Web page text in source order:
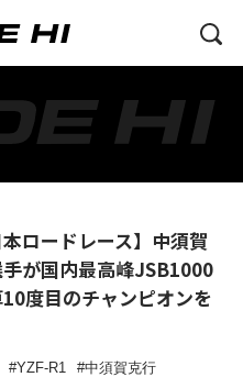
本ロードレース】中須賀
が国内最高峰JSB1000
度目のチャンピオンを
YZF-R1
中須賀克行